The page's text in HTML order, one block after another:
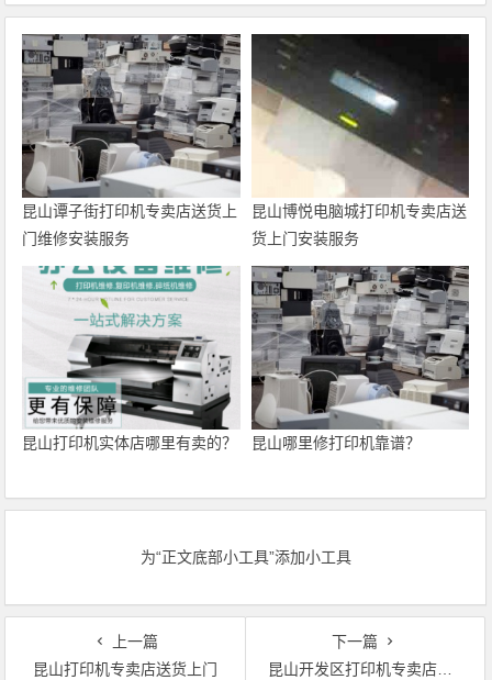
昆山谭子街打印机专卖店送货上
门维修安装服务
昆山博悦电脑城打印机专卖店送
货上门安装服务
昆山打印机实体店哪里有卖的？ 昆山哪里修打印机靠谱？
为“正文底部小工具”添加小工具
上一篇
昆山打印机专卖店送货上门
下一篇
昆山开发区打印机专卖店送货上门安装服务